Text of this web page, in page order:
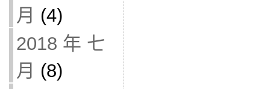
月 (4)
2018 年 七
月 (8)